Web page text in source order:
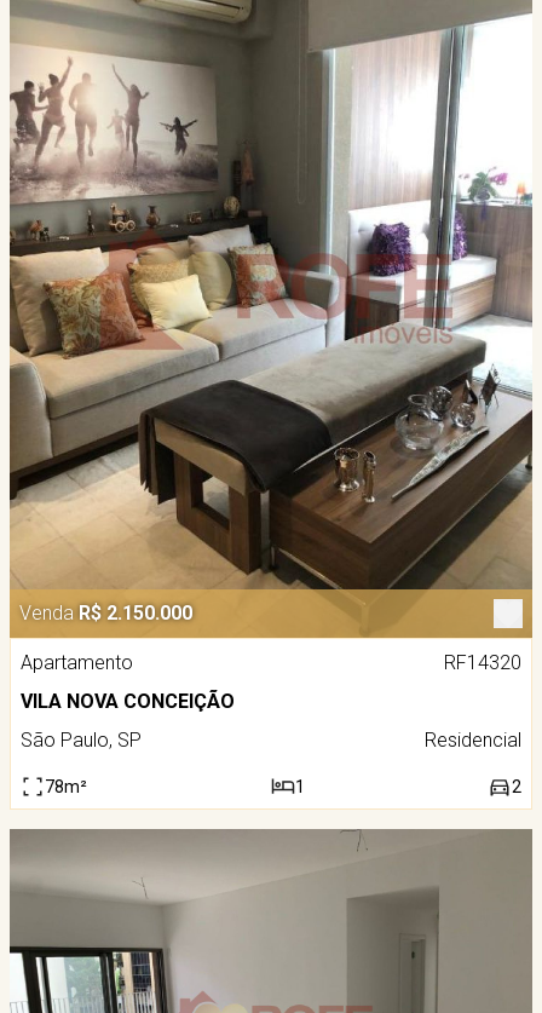
Venda R$ 2.150.000
Apartamento
RF14320
VILA NOVA CONCEIÇÃO
São Paulo, SP
Residencial
78m² 1 2